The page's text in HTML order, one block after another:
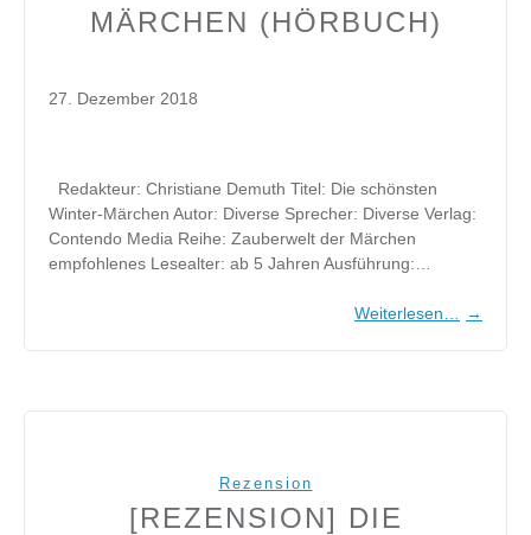
MÄRCHEN (HÖRBUCH)
27. Dezember 2018
Redakteur: Christiane Demuth Titel: Die schönsten
Winter-Märchen Autor: Diverse Sprecher: Diverse Verlag:
Contendo Media Reihe: Zauberwelt der Märchen
empfohlenes Lesealter: ab 5 Jahren Ausführung:…
Weiterlesen… →
Rezension
[REZENSION] DIE